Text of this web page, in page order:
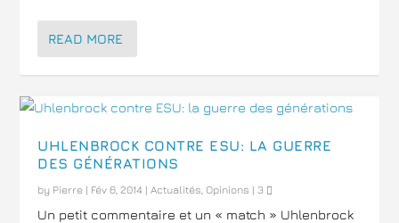
READ MORE
UHLENBROCK CONTRE ESU: LA GUERRE
DES GÉNÉRATIONS
by Pierre | Fév 6, 2014 |Actualités, Opinions |3
Un petit commentaire et un « match » Uhlenbrock